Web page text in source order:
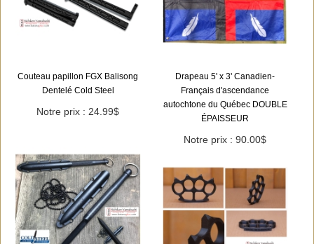
Couteau papillon FGX Balisong
Dentelé Cold Steel
Notre prix : 24.99$
Drapeau 5' x 3' Canadien-
Français d'ascendance
autochtone du Québec DOUBLE
ÉPAISSEUR
Notre prix : 90.00$